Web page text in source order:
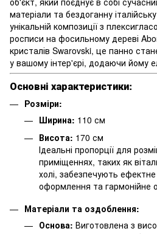
матеріали та бездоганну
унікальній композиції з
росписи на фосильному дереві
кристалів Swarovski, це панно
у вашому інтер'єрі, додаючи йому
Основні характеристики:
Розміри:
Ширина: 110 см
Висота: 170 см
Ідеальні пропорції для
приміщеннях, таких як
холі, забезпечують
оформлення та гармонійне
Матеріали та оздоблення:
Основа: Виготовлена з